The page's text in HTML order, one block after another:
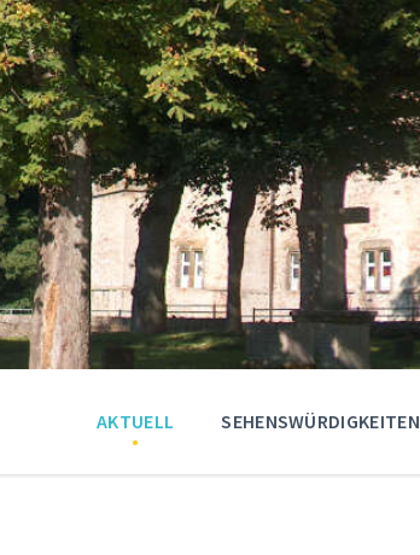
AKTUELL SEHENSWÜRDIGKEITEN